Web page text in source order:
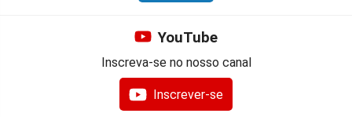
YouTube
Inscreva-se no nosso canal
Inscrever-se